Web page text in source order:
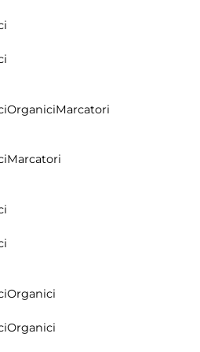
OrganiciMarcatori
Marcatori
Organici
Organici